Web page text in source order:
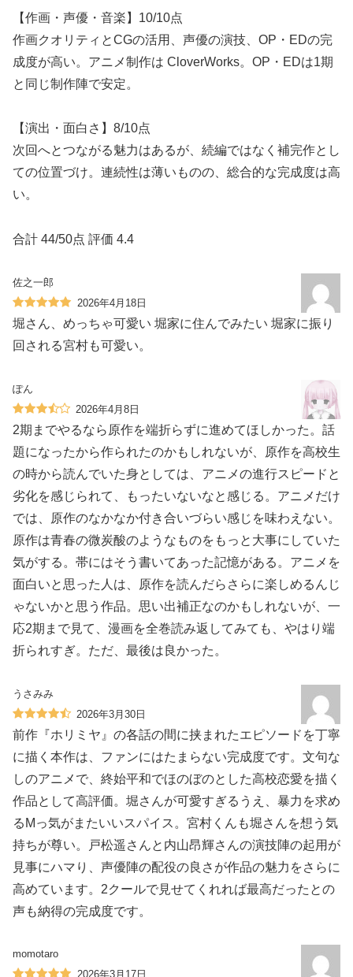
【作画・声優・音楽】10/10点
作画クオリティとCGの活用、声優の演技、OP・EDの完
成度が高い。アニメ制作は CloverWorks。OP・EDは1期
と同じ制作陣で安定。
【演出・面白さ】8/10点
次回へとつながる魅力はあるが、続編ではなく補完作とし
ての位置づけ。連続性は薄いものの、総合的な完成度は高
い。
合計 44/50点 評価 4.4
佐之一郎
2026年4月18日
堀さん、めっちゃ可愛い 堀家に住んでみたい 堀家に振り
回される宮村も可愛い。
ぽん
2026年4月8日
2期までやるなら原作を端折らずに進めてほしかった。話
題になったから作られたのかもしれないが、原作を高校生
の時から読んでいた身としては、アニメの進行スピードと
劣化を感じられて、もったいないなと感じる。アニメだけ
では、原作のなかなか付き合いづらい感じを味わえない。
原作は青春の微炭酸のようなものをもっと大事にしていた
気がする。帯にはそう書いてあった記憶がある。アニメを
面白いと思った人は、原作を読んだらさらに楽しめるんじ
ゃないかと思う作品。思い出補正なのかもしれないが、一
応2期まで見て、漫画を全巻読み返してみても、やはり端
折られすぎ。ただ、最後は良かった。
うさみみ
2026年3月30日
前作『ホリミヤ』の各話の間に挟まれたエピソードを丁寧
に描く本作は、ファンにはたまらない完成度です。文句な
しのアニメで、終始平和でほのぼのとした高校恋愛を描く
作品として高評価。堀さんが可愛すぎるうえ、暴力を求め
るMっ気がまたいいスパイス。宮村くんも堀さんを想う気
持ちが尊い。戸松遥さんと内山昂輝さんの演技陣の起用が
見事にハマり、声優陣の配役の良さが作品の魅力をさらに
高めています。2クールで見せてくれれば最高だったとの
声も納得の完成度です。
momotaro
2026年3月17日